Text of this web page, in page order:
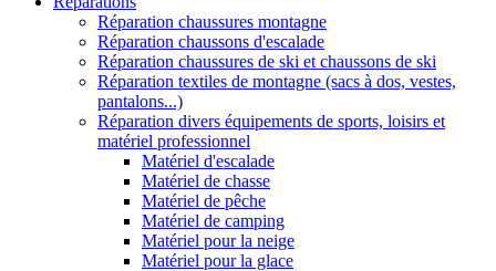
Réparation chaussures montagne
Réparation chaussons d'escalade
Réparation chaussures de ski et chaussons de ski
Réparation textiles de montagne (sacs à dos, vestes,
pantalons...)
Réparation divers équipements de sports, loisirs et
matériel professionnel
Matériel d'escalade
Matériel de chasse
Matériel de pêche
Matériel de camping
Matériel pour la neige
Matériel pour la glace